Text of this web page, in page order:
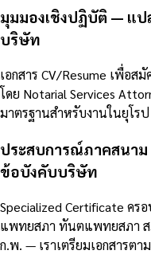
มุมมองเชิงปฏิบัติ — แ
บริษัท
เอกสาร CV/Resume เพื่อส
โดย Notarial Services
มาตรฐานสำหรับงานในยุโรป
ประสบการณ์ภาคสนา
ข้อบังคับบริษัท
Specialized Certificate คร
แพทยสภา ทันตแพทยสภา ส
ก.พ. — เราเตรียมเอกสารต